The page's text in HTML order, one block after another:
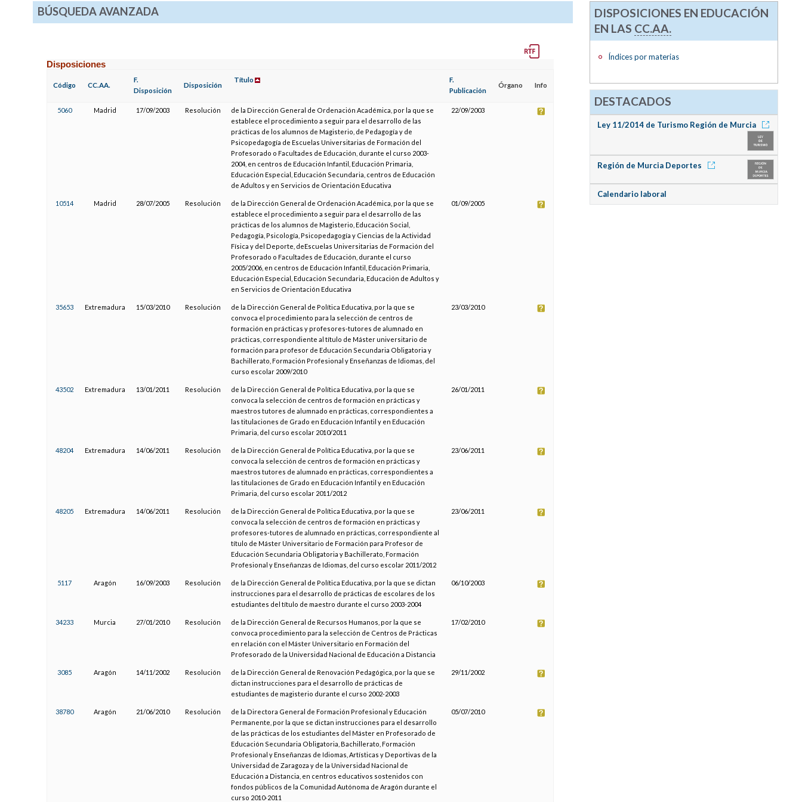
BÚSQUEDA AVANZADA
Disposiciones
Código CC.AA.
F.
Disposición
Disposición
Título
F.
Publicación
Órgano Info
5060 Madrid 17/09/2003 Resolución
de la Dirección General de Ordenación Académica, por la que se
establece el procedimiento a seguir para el desarrollo de las
prácticas de los alumnos de Magisterio, de Pedagogía y de
Psicopedagogía de Escuelas Universitarias de Formación del
Profesorado o Facultades de Educación, durante el curso 2003-
2004, en centros de Educación Infantil, Educación Primaria,
Educación Especial, Educación Secundaria, centros de Educación
de Adultos y en Servicios de Orientación Educativa
22/09/2003
10514 Madrid 28/07/2005 Resolución
de la Dirección General de Ordenación Académica, por la que se
establece el procedimiento a seguir para el desarrollo de las
prácticas de los alumnos de Magisterio, Educación Social,
Pedagogía, Psicología, Psicopedagogía y Ciencias de la Actividad
Física y del Deporte, deEscuelas Universitarias de Formación del
Profesorado o Facultades de Educación, durante el curso
2005/2006, en centros de Educación Infantil, Educación Primaria,
Educación Especial, Educación Secundaria, Educación de Adultos y
en Servicios de Orientación Educativa
01/09/2005
35653 Extremadura 15/03/2010 Resolución
de la Dirección General de Política Educativa, por la que se
convoca el procedimiento para la selección de centros de
formación en prácticas y profesores-tutores de alumnado en
prácticas, correspondiente al título de Máster universitario de
formación para profesor de Educación Secundaria Obligatoria y
Bachillerato, Formación Profesional y Enseñanzas de Idiomas, del
curso escolar 2009/2010
23/03/2010
43502 Extremadura 13/01/2011 Resolución
de la Dirección General de Política Educativa, por la que se
convoca la selección de centros de formación en prácticas y
maestros tutores de alumnado en prácticas, correspondientes a
las titulaciones de Grado en Educación Infantil y en Educación
Primaria, del curso escolar 2010/2011
26/01/2011
48204 Extremadura 14/06/2011 Resolución
de la Dirección General de Política Educativa, por la que se
convoca la selección de centros de formación en prácticas y
maestros tutores de alumnado en prácticas, correspondientes a
las titulaciones de Grado en Educación Infantil y en Educación
Primaria, del curso escolar 2011/2012
23/06/2011
48205 Extremadura 14/06/2011 Resolución
de la Dirección General de Política Educativa, por la que se
convoca la selección de centros de formación en prácticas y
profesores-tutores de alumnado en prácticas, correspondiente al
título de Máster Universitario de Formación para Profesor de
Educación Secundaria Obligatoria y Bachillerato, Formación
Profesional y Enseñanzas de Idiomas, del curso escolar 2011/2012
23/06/2011
5117 Aragón 16/09/2003 Resolución
de la Dirección General de Política Educativa, por la que se dictan
instrucciones para el desarrollo de prácticas de escolares de los
estudiantes del título de maestro durante el curso 2003-2004
06/10/2003
34233 Murcia 27/01/2010 Resolución
de la Dirección General de Recursos Humanos, por la que se
convoca procedimiento para la selección de Centros de Prácticas
en relación con el Máster Universitario en Formación del
Profesorado de la Universidad Nacional de Educación a Distancia
17/02/2010
3085 Aragón 14/11/2002 Resolución
de la Dirección General de Renovación Pedagógica, por la que se
dictan instrucciones para el desarrollo de prácticas de
estudiantes de magisterio durante el curso 2002-2003
29/11/2002
38780 Aragón 21/06/2010 Resolución
de la Directora General de Formación Profesional y Educación
Permanente, por la que se dictan instrucciones para el desarrollo
de las prácticas de los estudiantes del Máster en Profesorado de
Educación Secundaria Obligatoria, Bachillerato, Formación
Profesional y Enseñanzas de Idiomas, Artísticas y Deportivas de la
Universidad de Zaragoza y de la Universidad Nacional de
Educación a Distancia, en centros educativos sostenidos con
fondos públicos de la Comunidad Autónoma de Aragón durante el
curso 2010-2011
05/07/2010
DISPOSICIONES EN EDUCACIÓN
EN LAS CC.AA.
Índices por materias
DESTACADOS
Ley 11/2014 de Turismo Región de Murcia
Región de Murcia Deportes
Calendario laboral